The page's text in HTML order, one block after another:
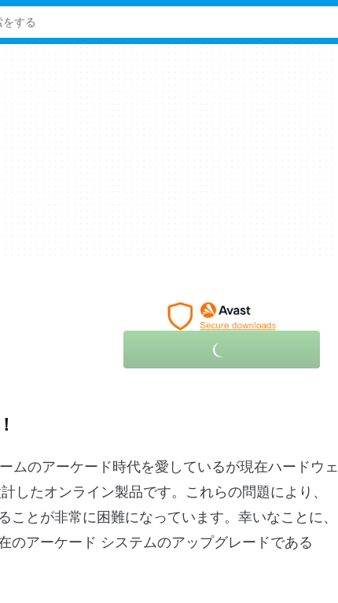
ムのアーケード時代を愛しているが現在ハードウェ
したオンライン製品です。これらの問題により、
とが非常に困難になっています。幸いなことに、
のアーケード システムのアップグレードである